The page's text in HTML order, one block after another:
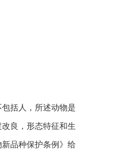
括人，所述动物是
良，形态特征和生
品种保护条例》给